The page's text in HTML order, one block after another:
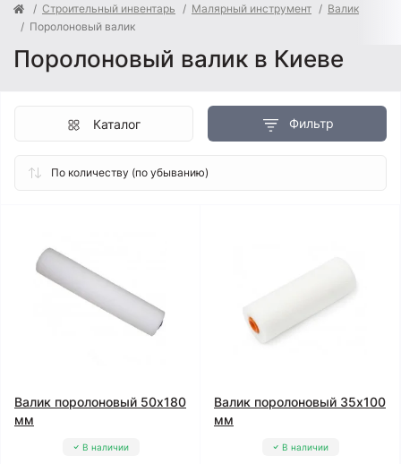
Строительный инвентарь Малярный инструмент
Валик
Поролоновый валик
Поролоновый валик в Киеве
Фильтр
Каталог
Валик поролоновый 50x180
мм
В наличии
Валик поролоновый 35x100
мм
В наличии